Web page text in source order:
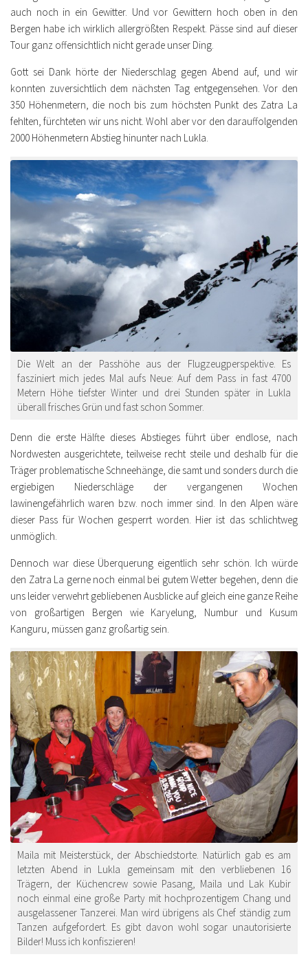
auch noch in ein Gewitter. Und vor Gewittern hoch oben in den
Bergen habe ich wirklich allergrößten Respekt. Pässe sind auf dieser
Tour ganz offensichtlich nicht gerade unser Ding.
Gott sei Dank hörte der Niederschlag gegen Abend auf, und wir
konnten zuversichtlich dem nächsten Tag entgegensehen. Vor den
350 Höhenmetern, die noch bis zum höchsten Punkt des Zatra La
fehlten, fürchteten wir uns nicht. Wohl aber vor den darauffolgenden
2000 Höhenmetern Abstieg hinunter nach Lukla.
Die Welt an der Passhöhe aus der Flugzeugperspektive. Es
fasziniert mich jedes Mal aufs Neue: Auf dem Pass in fast 4700
Metern Höhe tiefster Winter und drei Stunden später in Lukla
überall frisches Grün und fast schon Sommer.
Denn die erste Hälfte dieses Abstieges führt über endlose, nach
Nordwesten ausgerichtete, teilweise recht steile und deshalb für die
Träger problematische Schneehänge, die samt und sonders durch die
ergiebigen Niederschläge der vergangenen Wochen
lawinengefährlich waren bzw. noch immer sind. In den Alpen wäre
dieser Pass für Wochen gesperrt worden. Hier ist das schlichtweg
unmöglich.
Dennoch war diese Überquerung eigentlich sehr schön. Ich würde
den Zatra La gerne noch einmal bei gutem Wetter begehen, denn die
uns leider verwehrt gebliebenen Ausblicke auf gleich eine ganze Reihe
von großartigen Bergen wie Karyelung, Numbur und Kusum
Kanguru, müssen ganz großartig sein.
Maila mit Meisterstück, der Abschiedstorte. Natürlich gab es am
letzten Abend in Lukla gemeinsam mit den verbliebenen 16
Trägern, der Küchencrew sowie Pasang, Maila und Lak Kubir
noch einmal eine große Party mit hochprozentigem Chang und
ausgelassener Tanzerei. Man wird übrigens als Chef ständig zum
Tanzen aufgefordert. Es gibt davon wohl sogar unautorisierte
Bilder! Muss ich konfiszieren!